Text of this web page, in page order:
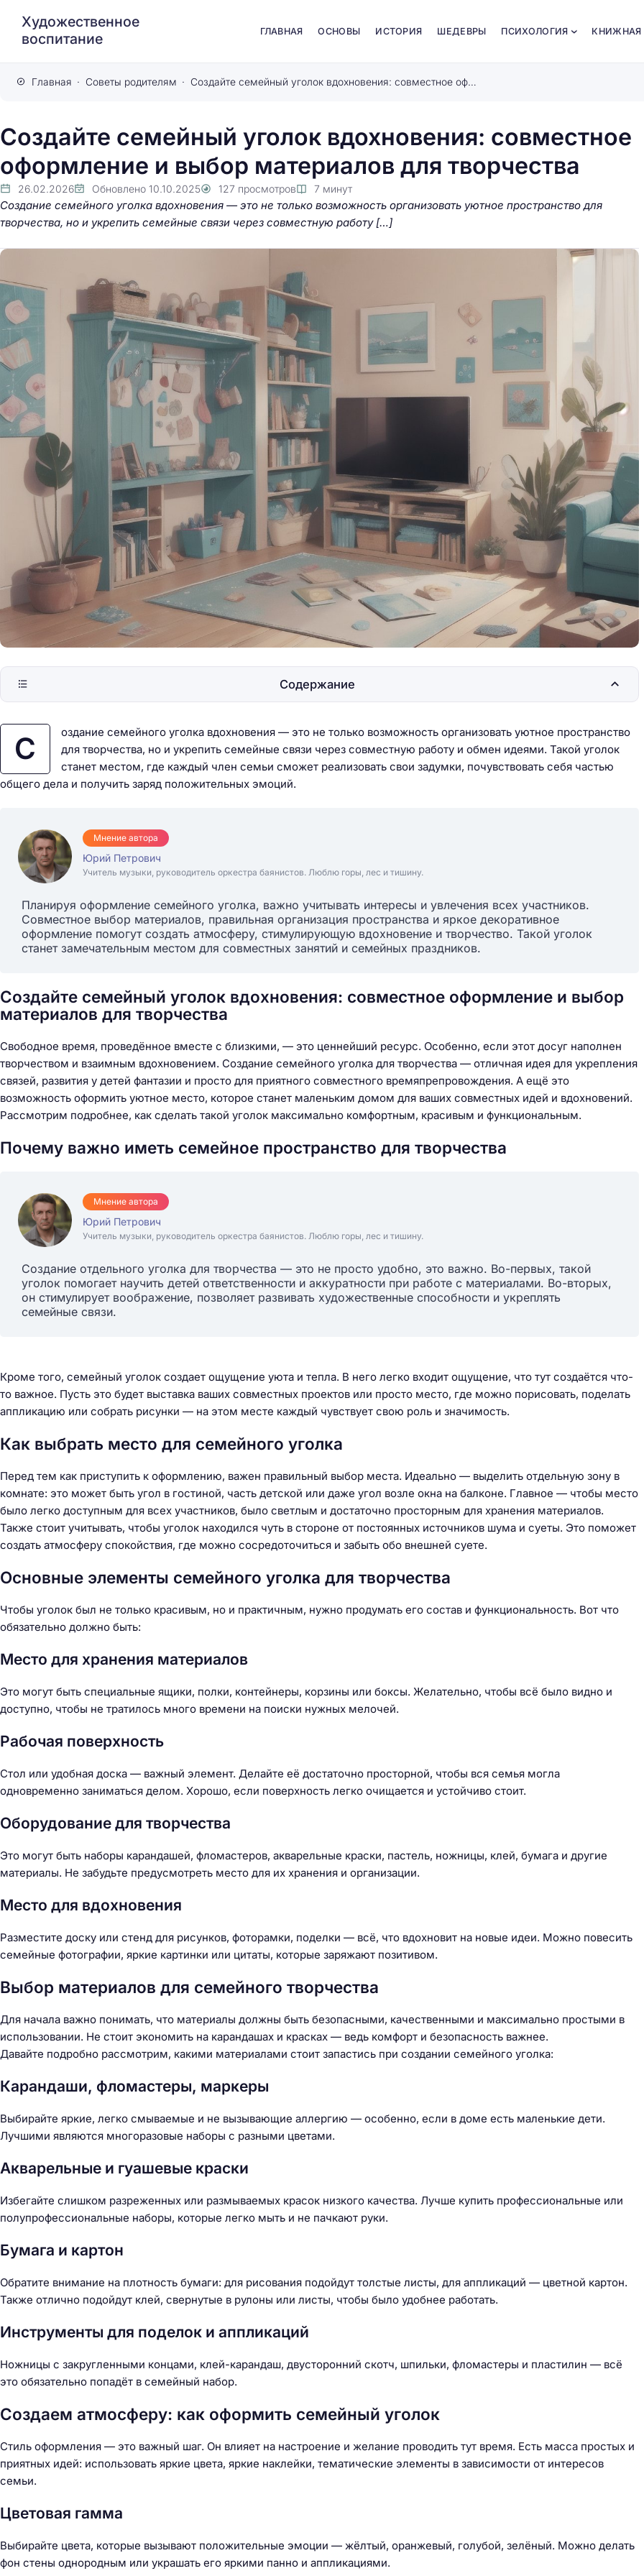
Художественное
воспитание
ГЛАВНАЯ ОСНОВЫ ИСТОРИЯ ШЕДЕВРЫ ПСИХОЛОГИЯ КНИЖНАЯ
Главная Советы родителям Создайте семейный уголок вдохновения: совместное оформление и выбор материалов для творчества
Создайте семейный уголок вдохновения: совместное
оформление и выбор материалов для творчества
26.02.2026 Обновлено 10.10.2025 127 просмотров 7 минут
Создание семейного уголка вдохновения — это не только возможность организовать уютное пространство для
творчества, но и укрепить семейные связи через совместную работу […]
С
оздание семейного уголка вдохновения — это не только возможность организовать уютное пространство
для творчества, но и укрепить семейные связи через совместную работу и обмен идеями. Такой уголок
станет местом, где каждый член семьи сможет реализовать свои задумки, почувствовать себя частью
общего дела и получить заряд положительных эмоций.
Мнение автора
Юрий Петрович
Учитель музыки, руководитель оркестра баянистов. Люблю горы, лес и тишину.
Планируя оформление семейного уголка, важно учитывать интересы и увлечения всех участников.
Совместное выбор материалов, правильная организация пространства и яркое декоративное
оформление помогут создать атмосферу, стимулирующую вдохновение и творчество. Такой уголок
станет замечательным местом для совместных занятий и семейных праздников.
Создайте семейный уголок вдохновения: совместное оформление и выбор
материалов для творчества
Свободное время, проведённое вместе с близкими, — это ценнейший ресурс. Особенно, если этот досуг наполнен
творчеством и взаимным вдохновением. Создание семейного уголка для творчества — отличная идея для укрепления
связей, развития у детей фантазии и просто для приятного совместного времяпрепровождения. А ещё это
возможность оформить уютное место, которое станет маленьким домом для ваших совместных идей и вдохновений.
Рассмотрим подробнее, как сделать такой уголок максимально комфортным, красивым и функциональным.
Почему важно иметь семейное пространство для творчества
Мнение автора
Юрий Петрович
Учитель музыки, руководитель оркестра баянистов. Люблю горы, лес и тишину.
Создание отдельного уголка для творчества — это не просто удобно, это важно. Во-первых, такой
уголок помогает научить детей ответственности и аккуратности при работе с материалами. Во-вторых,
он стимулирует воображение, позволяет развивать художественные способности и укреплять
семейные связи.
Кроме того, семейный уголок создает ощущение уюта и тепла. В него легко входит ощущение, что тут создаётся что-
то важное. Пусть это будет выставка ваших совместных проектов или просто место, где можно порисовать, поделать
аппликацию или собрать рисунки — на этом месте каждый чувствует свою роль и значимость.
Как выбрать место для семейного уголка
Перед тем как приступить к оформлению, важен правильный выбор места. Идеально — выделить отдельную зону в
комнате: это может быть угол в гостиной, часть детской или даже угол возле окна на балконе. Главное — чтобы место
было легко доступным для всех участников, было светлым и достаточно просторным для хранения материалов.
Также стоит учитывать, чтобы уголок находился чуть в стороне от постоянных источников шума и суеты. Это поможет
создать атмосферу спокойствия, где можно сосредоточиться и забыть обо внешней суете.
Основные элементы семейного уголка для творчества
Чтобы уголок был не только красивым, но и практичным, нужно продумать его состав и функциональность. Вот что
обязательно должно быть:
Место для хранения материалов
Это могут быть специальные ящики, полки, контейнеры, корзины или боксы. Желательно, чтобы всё было видно и
доступно, чтобы не тратилось много времени на поиски нужных мелочей.
Рабочая поверхность
Стол или удобная доска — важный элемент. Делайте её достаточно просторной, чтобы вся семья могла
одновременно заниматься делом. Хорошо, если поверхность легко очищается и устойчиво стоит.
Оборудование для творчества
Это могут быть наборы карандашей, фломастеров, акварельные краски, пастель, ножницы, клей, бумага и другие
материалы. Не забудьте предусмотреть место для их хранения и организации.
Место для вдохновения
Разместите доску или стенд для рисунков, фоторамки, поделки — всё, что вдохновит на новые идеи. Можно повесить
семейные фотографии, яркие картинки или цитаты, которые заряжают позитивом.
Выбор материалов для семейного творчества
Для начала важно понимать, что материалы должны быть безопасными, качественными и максимально простыми в
использовании. Не стоит экономить на карандашах и красках — ведь комфорт и безопасность важнее.
Давайте подробно рассмотрим, какими материалами стоит запастись при создании семейного уголка:
Карандаши, фломастеры, маркеры
Выбирайте яркие, легко смываемые и не вызывающие аллергию — особенно, если в доме есть маленькие дети.
Лучшими являются многоразовые наборы с разными цветами.
Акварельные и гуашевые краски
Избегайте слишком разреженных или размываемых красок низкого качества. Лучше купить профессиональные или
полупрофессиональные наборы, которые легко мыть и не пачкают руки.
Бумага и картон
Обратите внимание на плотность бумаги: для рисования подойдут толстые листы, для аппликаций — цветной картон.
Также отлично подойдут клей, свернутые в рулоны или листы, чтобы было удобнее работать.
Инструменты для поделок и аппликаций
Ножницы с закругленными концами, клей-карандаш, двусторонний скотч, шпильки, фломастеры и пластилин — всё
это обязательно попадёт в семейный набор.
Создаем атмосферу: как оформить семейный уголок
Стиль оформления — это важный шаг. Он влияет на настроение и желание проводить тут время. Есть масса простых и
приятных идей: использовать яркие цвета, яркие наклейки, тематические элементы в зависимости от интересов
семьи.
Цветовая гамма
Выбирайте цвета, которые вызывают положительные эмоции — жёлтый, оранжевый, голубой, зелёный. Можно делать
фон стены однородным или украшать его яркими панно и аппликациями.
Содержание
Создайте Обратный арт-
челлендж: рисуйте,
основываясь на
противоположных концепциях
и эмоциях
Создайте совместный арт-чат:
по очереди добавляйте
элементы для развития
коллективной фантазии